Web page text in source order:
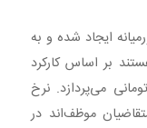
ایجاد شده و به
بر اساس کارکرد
ضامن ۳۰ میلیون تومانی می‌پردازد. نرخ
است و متقاضیان موظف‌اند در